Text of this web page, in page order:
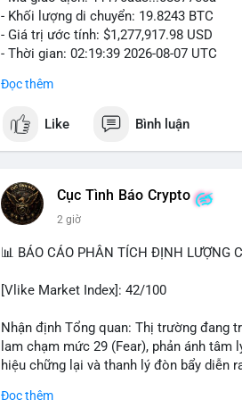
- Khối lượng di chuyển: 19.8243 BTC
- Giá trị ước tính: $1,277,917.98 USD
- Thời gian: 02:19:39 2026-08-07 UTC
Khối lượng gần 20 BTC trị giá hơn 1.27
động này thiên về chuyển ví lạnh để
lượng không quá lớn để gây sốc thanh
Nhà đầu tư nhỏ lẻ nên theo dõi xác
tương tự trong 24 giờ tới. Nếu xu hướng
chiếm ưu thế, phù hợp với chiến lược
Đọc thêm
Like Bình luận
Cục Tình Báo Crypto
2 giờ
📊 BÁO CÁO PHÂN TÍCH ĐỊNH LƯỢNG
[Vlike Market Index]: 42/100
Nhận định Tổng quan: Thị trường đang
lam chạm mức 29 (Fear), phản ánh
hiệu chững lại và thanh lý đòn bẩy diễn
Đọc thêm